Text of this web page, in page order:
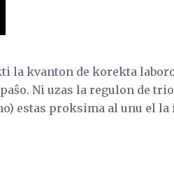
la kvanton de korekta
Ni uzas la regulon de
estas proksima al unu el